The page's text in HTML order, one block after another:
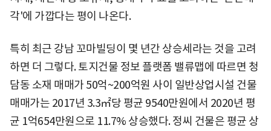
각'에 가깝다는 평이 나온다.
특히 최근 강남 꼬마빌딩이 몇 년간 상승세라는 것을 고려
하면 더 그렇다. 토지건물 정보 플랫폼 밸류맵에 따르면 청
담동 소재 매매가 50억~200억원 사이 일반상업시설 건물
매매가는 2017년 3.3㎡당 평균 9540만원에서 2020년 평
균 1억654만원으로 11.7% 상승했다. 정씨 건물은 평균 상